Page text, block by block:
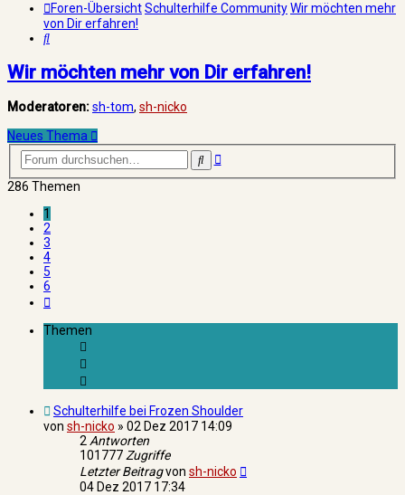
Foren-ÜbersichtSchulterhilfe CommunityWir möchten mehr
von Dir erfahren!
Suche
Wir möchten mehr von Dir erfahren!
Moderatoren:sh-tom, sh-nicko
Neues Thema
SucheErweiterte
286 Themen
1
2
3
4
5
6
Themen
Schulterhilfe bei Frozen Shoulder
von sh-nicko » 02 Dez 2017 14:09
2Antworten
101777Zugriffe
Letzter Beitragvon sh-nicko
04 Dez 2017 17:34